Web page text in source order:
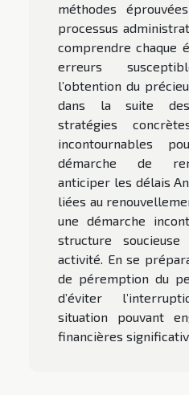
méthodes
processus
comprendre chaque
erreurs
l’obtention du
dans la suite
stratégies
incontournables
démarche de
anticiper les délais
liées au
une démarche
structure
activité. En se
de péremption du
d’éviter
situation pouvant
financières